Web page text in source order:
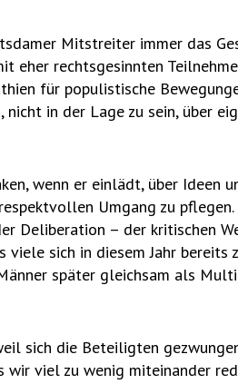
Mitstreiter immer das
eher rechtsgesinnten
für populistische
in der Lage zu sein, über
wenn er einlädt, über Ideen
Umgang zu pflegen.
Deliberation – der kritischen
sich in diesem Jahr bereits
später gleichsam als
sich die Beteiligten
wir viel zu wenig miteinander